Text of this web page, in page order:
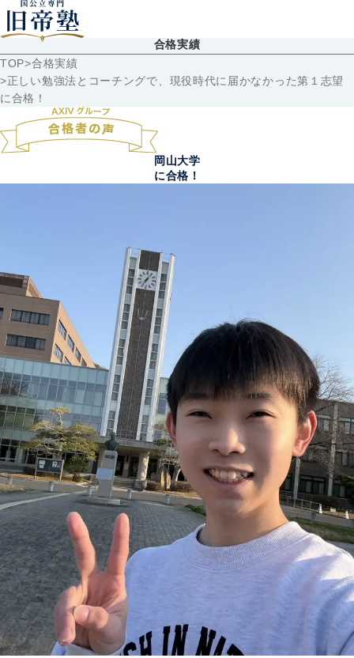
合格実績
TOP 合格実績
正しい勉強法とコーチングで、現役時代に届かなかった第１志望
に合格！
岡山大学
に合格！